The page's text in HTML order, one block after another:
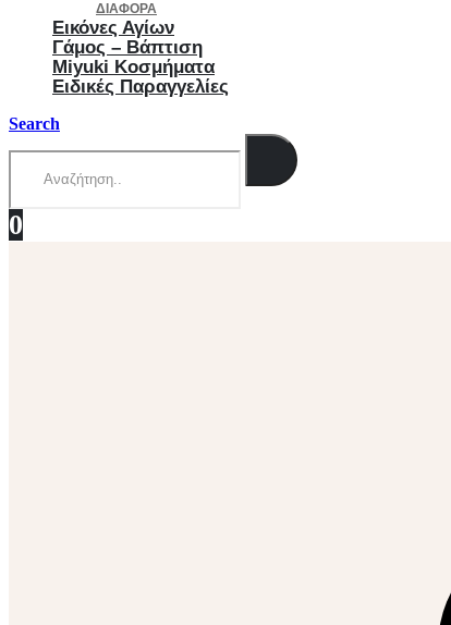
ΔΙΆΦΟΡΑ
Εικόνες Αγίων
Γάμος – Βάπτιση
Miyuki Κοσμήματα
Ειδικές Παραγγελίες
Search
0